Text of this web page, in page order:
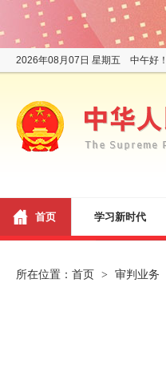
2026年08月07日 星期五 中午好！
首页 学习新时代
所在位置： 首页 > 审判业务